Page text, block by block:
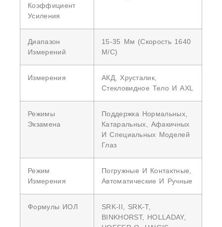
Коэффициент
Усиления
Диапазон
Измерений
15-35 Мм (скорость 1640
М/с)
Измерения
АКД, Хрусталик,
Стекловидное Тело И AXL
Режимы
Экзамена
Поддержка Нормальных,
Катаральных, Афакичных
И Специальных Моделей
Глаз
Режим
Измерения
Погружные И Контактные,
Автоматические И Ручные
Формулы ИОЛ
SRK-II, SRK-T,
BINKHORST, HOLLADAY,